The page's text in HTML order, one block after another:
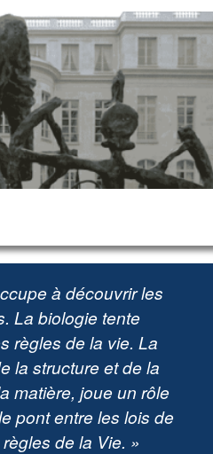
à découvrir les
La biologie tente
règles de la vie. La
la structure et de la
matière, joue un rôle
pont entre les lois de
de la Vie. »